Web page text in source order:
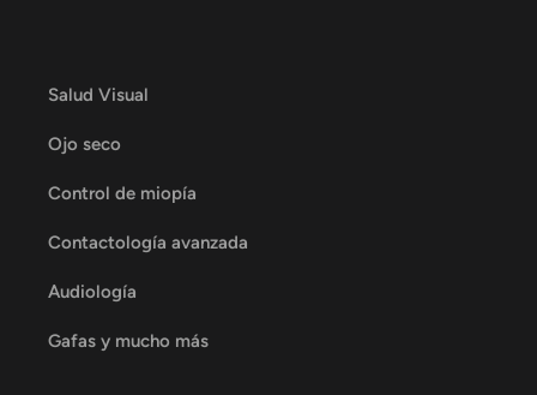
Salud Visual
Ojo seco
Control de miopía
Contactología avanzada
Audiología
Gafas y mucho más